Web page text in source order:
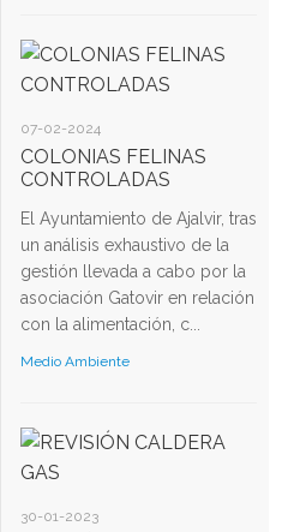
07-02-2024
COLONIAS FELINAS
CONTROLADAS
El Ayuntamiento de Ajalvir, tras
un análisis exhaustivo de la
gestión llevada a cabo por la
asociación Gatovir en relación
con la alimentación, c...
Medio Ambiente
30-01-2023